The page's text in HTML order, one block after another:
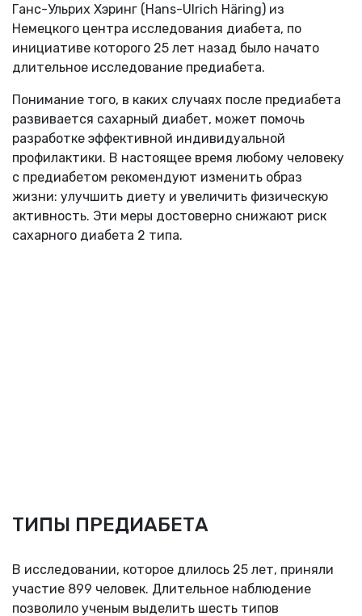
Ганс-Ульрих Хэринг (Hans-Ulrich Häring) из
Немецкого центра исследования диабета, по
инициативе которого 25 лет назад было начато
длительное исследование предиабета.
Понимание того, в каких случаях после предиабета
развивается сахарный диабет, может помочь
разработке эффективной индивидуальной
профилактики. В настоящее время любому человеку
с предиабетом рекомендуют изменить образ
жизни: улучшить диету и увеличить физическую
активность. Эти меры достоверно снижают риск
сахарного диабета 2 типа.
ТИПЫ ПРЕДИАБЕТА
В исследовании, которое длилось 25 лет, приняли
участие 899 человек. Длительное наблюдение
позволило ученым выделить шесть типов